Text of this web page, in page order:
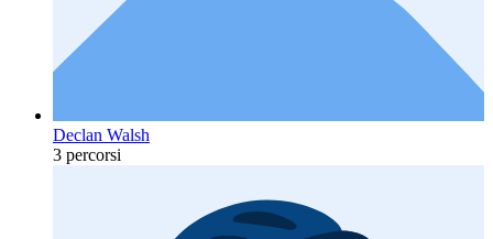
Declan Walsh
3 percorsi